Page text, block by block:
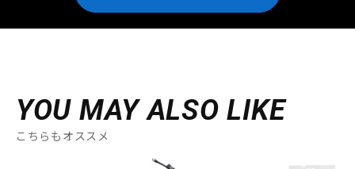
YOU MAY ALSO LIKE
こちらもオススメ